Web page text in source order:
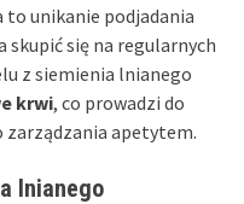
to unikanie podjadania
skupić się na regularnych
z siemienia lnianego
krwi, co prowadzi do
zarządzania apetytem.
lnianego